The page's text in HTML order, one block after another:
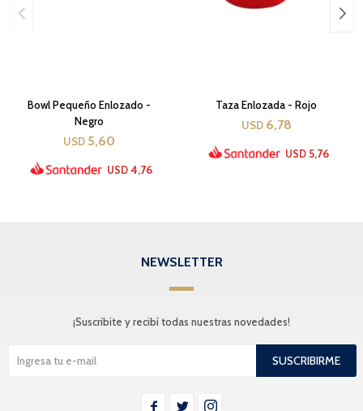
Bowl Pequeño Enlozado -
Negro
USD 5,60
USD 4,76
Taza Enlozada - Rojo
USD 6,78
USD 5,76
NEWSLETTER
¡Suscribite y recibí todas nuestras novedades!
SUSCRIBIRME
  